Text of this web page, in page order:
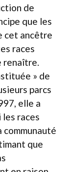
de
que les
cet ancêtre
races
renaître.
» de
parcs
elle a
races
que